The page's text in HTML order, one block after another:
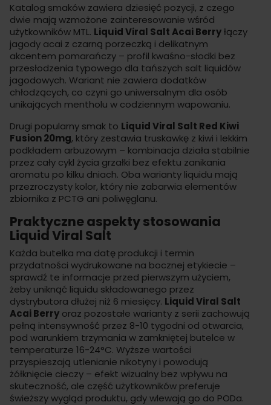
Katalog smaków zawiera dziesięć pozycji, z czego
dwie mają wzmożone zainteresowanie wśród
użytkowników MTL. Liquid Viral Salt Acai Berryłączy
jagody acai z czarną porzeczką i delikatnym
akcentem pomarańczy – profil kwaśno-słodki bez
przesłodzenia typowego dla tańszych salt liquidów
jagodowych. Wariant nie zawiera dodatków
chłodzących, co czyni go uniwersalnym dla osób
unikających mentholu w codziennym wapowaniu.
Drugi popularny smak to Liquid Viral Salt Red Kiwi
Fusion 20mg, który zestawia truskawkę z kiwi i lekkim
podkładem arbuzowym – kombinacja działa stabilnie
przez cały cykl życia grzałki bez efektu zanikania
aromatu po kilku dniach. Oba warianty liquidu mają
przezroczysty kolor, który nie zabarwia elementów
zbiornika z PCTG ani poliwęglanu.
Praktyczne aspekty stosowania
Liquid Viral Salt
Każda butelka ma datę produkcji i termin
przydatności wydrukowane na bocznej etykiecie –
sprawdź te informacje przed pierwszym użyciem,
żeby uniknąć liquidu składowanego przez
dystrybutora dłużej niż 6 miesięcy. Liquid Viral Salt
Acai Berry oraz pozostałe warianty z serii zachowują
pełną intensywność przez 8-10 tygodni od otwarcia,
pod warunkiem trzymania w zamkniętej butelce w
temperaturze 16-24°C. Wyższe wartości
przyspieszają utlenianie nikotyny i powodują
żółknięcie cieczy – efekt wizualny bez wpływu na
skuteczność, ale część użytkowników preferuje
świeższy wygląd produktu, gdy wlewają go do PODa.